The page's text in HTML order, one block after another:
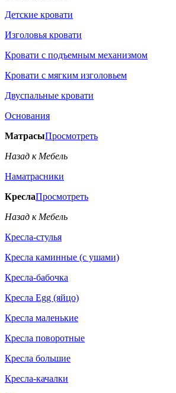
Детские кровати
Изголовья кровати
Кровати с подъемным механизмом
Кровати с мягким изголовьем
Двуспальные кровати
Основания
МатрасыПросмотреть
Назад к Мебель
Наматрасники
КреслаПросмотреть
Назад к Мебель
Кресла-стулья
Кресла каминные (с ушами)
Кресла-бабочка
Кресла Egg (яйцо)
Кресла маленькие
Кресла поворотные
Кресла большие
Кресла-качалки